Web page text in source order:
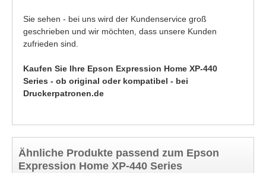
Sie sehen - bei uns wird der Kundenservice groß
geschrieben und wir möchten, dass unsere Kunden
zufrieden sind.
Kaufen Sie Ihre Epson Expression Home XP-440
Series - ob original oder kompatibel - bei
Druckerpatronen.de
Ähnliche Produkte passend zum Epson
Expression Home XP-440 Series